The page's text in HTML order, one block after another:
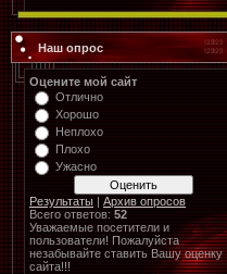
Наш опрос
Оцените мой сайт
Отлично
Хорошо
Неплохо
Плохо
Ужасно
Результаты
Архив опросов
Всего ответов: 52
Уважаемые посетители и
пользователи! Пожалуйста
незабывайте ставить Вашу оценку
сайта!!!